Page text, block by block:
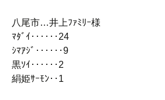
八尾市…井上ﾌｧﾐﾘｰ様
ﾏﾀﾞｲ‥‥‥24
ｼﾏｱｼﾞ‥‥‥9
黒ｿｲ‥‥‥2
絹姫ｻｰﾓﾝ‥1